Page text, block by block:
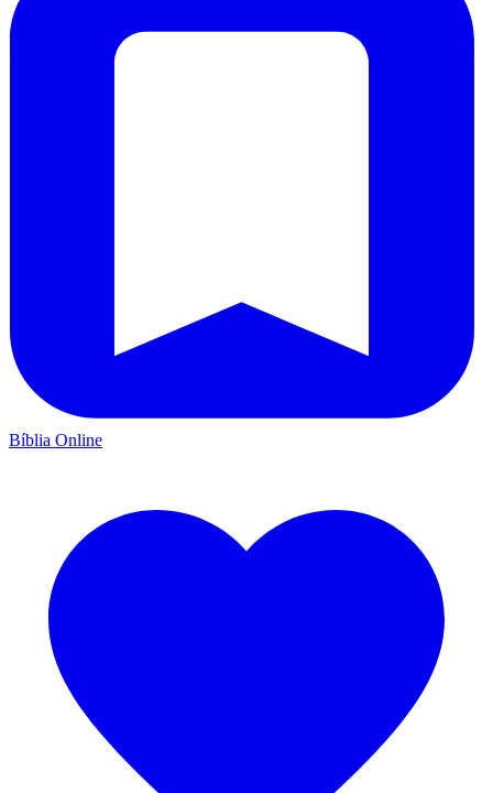
Bíblia Online